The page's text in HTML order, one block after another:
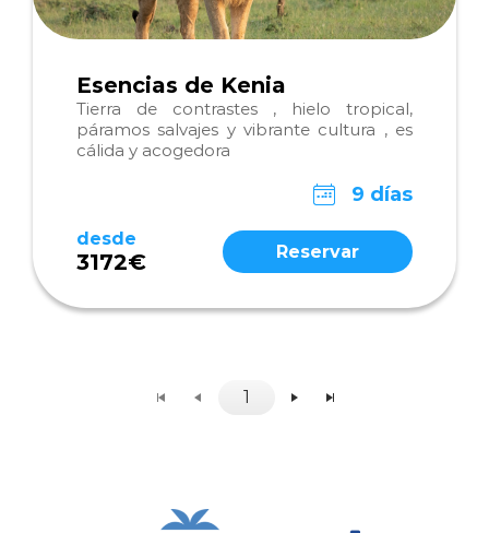
Esencias de Kenia
Tierra de contrastes , hielo tropical,
páramos salvajes y vibrante cultura , es
cálida y acogedora
9 días
desde
3172€ Reservar
1